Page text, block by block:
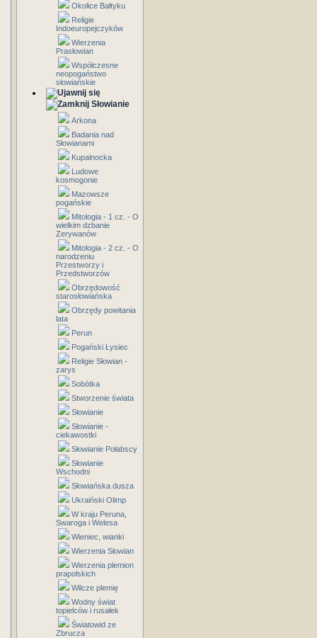
Okolice Bałtyku
Religie
Indoeuropejczyków
Wierzenia
Prasłowian
Współczesne
neopogaństwo
słowiańskie
Słowianie
Arkona
Badania nad
Słowianami
Kupalnocka
Ludowe
kosmogonie
Mazowsze
pogańskie
Mitologia - 1 cz. - O
wielkim dzbanie
Zerywanów
Mitologia - 2 cz. - O
narodzeniu
Przestworzy i
Przedstworzów
Obrzędowość
starosłowiańska
Obrzędy powitania
lata
Perun
Pogański Łysiec
Religie Słowian -
zarys
Sobótka
Stworzenie świata
Słowianie
Słowianie -
ciekawostki
Słowianie Połabscy
Słowianie
Wschodni
Słowiańska dusza
Ukraiński Olimp
W kraju Peruna,
Swaroga i Welesa
Wieniec, wianki
Wierzenia Słowian
Wierzenia plemion
prapolskich
Wilcze plemię
Wodny świat
topielców i rusałek
Światowid ze
Zbrucza